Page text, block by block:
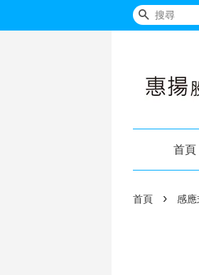
搜尋
首頁
首頁 › 感應